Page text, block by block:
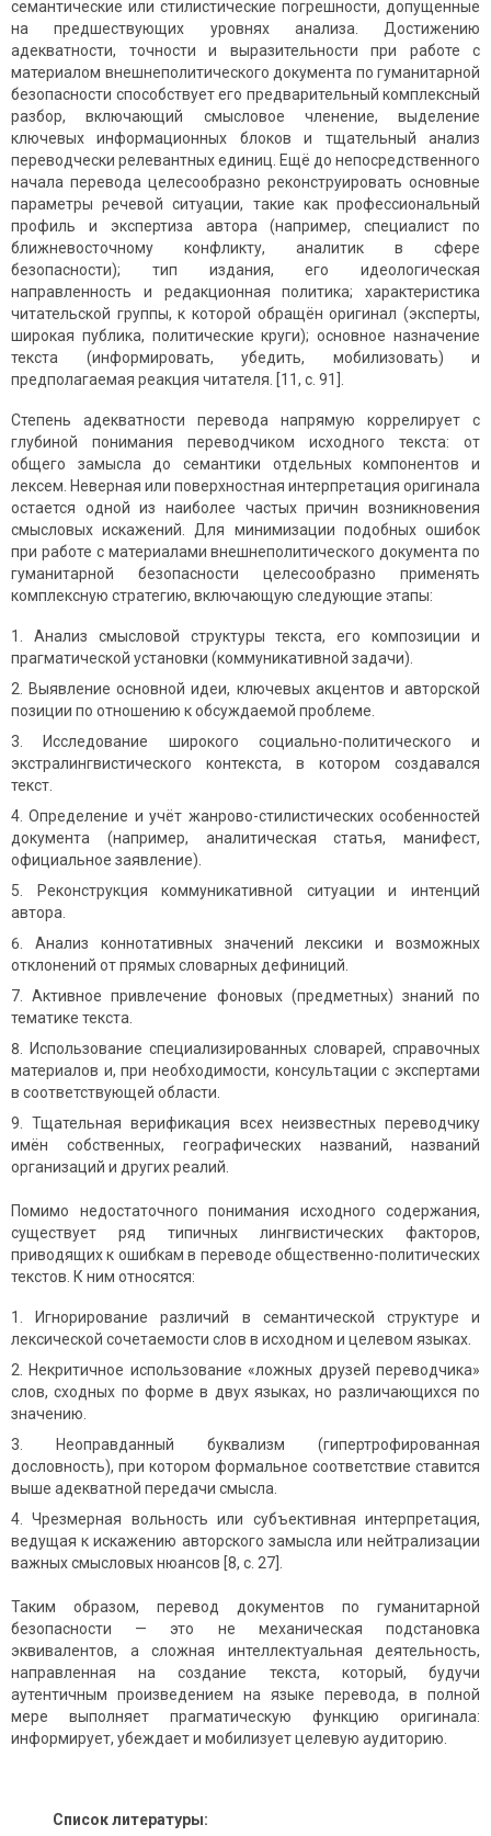
семантические или стилистические погрешности, допущенные
на предшествующих уровнях анализа. Достижению
адекватности, точности и выразительности при работе с
материалом внешнеполитического документа по гуманитарной
безопасности способствует его предварительный комплексный
разбор, включающий смысловое членение, выделение
ключевых информационных блоков и тщательный анализ
переводчески релевантных единиц. Ещё до непосредственного
начала перевода целесообразно реконструировать основные
параметры речевой ситуации, такие как профессиональный
профиль и экспертиза автора (например, специалист по
ближневосточному конфликту, аналитик в сфере
безопасности); тип издания, его идеологическая
направленность и редакционная политика; характеристика
читательской группы, к которой обращён оригинал (эксперты,
широкая публика, политические круги); основное назначение
текста (информировать, убедить, мобилизовать) и
предполагаемая реакция читателя. [11, c. 91].
Степень адекватности перевода напрямую коррелирует с
глубиной понимания переводчиком исходного текста: от
общего замысла до семантики отдельных компонентов и
лексем. Неверная или поверхностная интерпретация оригинала
остается одной из наиболее частых причин возникновения
смысловых искажений. Для минимизации подобных ошибок
при работе с материалами внешнеполитического документа по
гуманитарной безопасности целесообразно применять
комплексную стратегию, включающую следующие этапы:
Анализ смысловой структуры текста, его композиции и
прагматической установки (коммуникативной задачи).
Выявление основной идеи, ключевых акцентов и авторской
позиции по отношению к обсуждаемой проблеме.
Исследование широкого социально-политического и
экстралингвистического контекста, в котором создавался
текст.
Определение и учёт жанрово-стилистических особенностей
документа (например, аналитическая статья, манифест,
официальное заявление).
Реконструкция коммуникативной ситуации и интенций
автора.
Анализ коннотативных значений лексики и возможных
отклонений от прямых словарных дефиниций.
Активное привлечение фоновых (предметных) знаний по
тематике текста.
Использование специализированных словарей, справочных
материалов и, при необходимости, консультации с экспертами
в соответствующей области.
Тщательная верификация всех неизвестных переводчику
имён собственных, географических названий, названий
организаций и других реалий.
Помимо недостаточного понимания исходного содержания,
существует ряд типичных лингвистических факторов,
приводящих к ошибкам в переводе общественно-политических
текстов. К ним относятся:
Игнорирование различий в семантической структуре и
лексической сочетаемости слов в исходном и целевом языках.
Некритичное использование «ложных друзей переводчика»
слов, сходных по форме в двух языках, но различающихся по
значению.
Неоправданный буквализм (гипертрофированная
дословность), при котором формальное соответствие ставится
выше адекватной передачи смысла.
Чрезмерная вольность или субъективная интерпретация,
ведущая к искажению авторского замысла или нейтрализации
важных смысловых нюансов [8, с. 27].
Таким образом, перевод документов по гуманитарной
безопасности — это не механическая подстановка
эквивалентов, а сложная интеллектуальная деятельность,
направленная на создание текста, который, будучи
аутентичным произведением на языке перевода, в полной
мере выполняет прагматическую функцию оригинала:
информирует, убеждает и мобилизует целевую аудиторию.
Список литературы: